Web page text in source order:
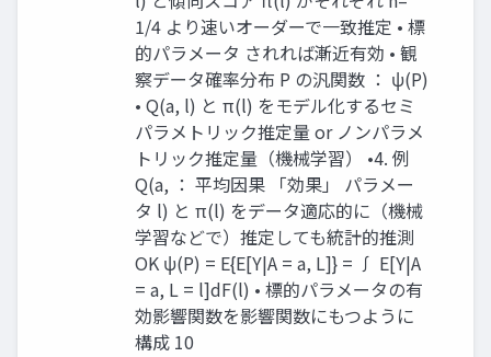
1/4 より速いオーダーで一致推定 • 標
的パラメータ されれば漸近有効 • 観
察データ確率分布 P の汎関数 ： ψ(P)
• Q(a, l) と π(l) をモデル化するセミ
パラメトリック推定量 or ノンパラメ
トリック推定量（機械学習） •4. 例
Q(a, ： 平均因果 「効果」 パラメー
タ l) と π(l) をデータ適応的に（機械
学習などで）推定しても統計的推測
OK ψ(P) = E{E[Y|A = a, L]} = ∫ E[Y|A
= a, L = l]dF(l) • 標的パラメータの有
効影響関数を影響関数にもつように
構成 10